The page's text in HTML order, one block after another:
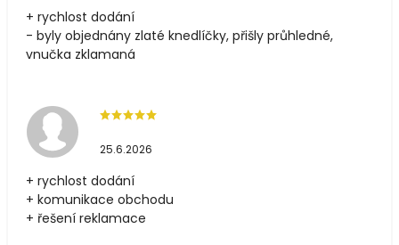
+ rychlost dodání
- byly objednány zlaté knedlíčky, přišly průhledné,
vnučka zklamaná
25.6.2026
+ rychlost dodání
+ komunikace obchodu
+ řešení reklamace